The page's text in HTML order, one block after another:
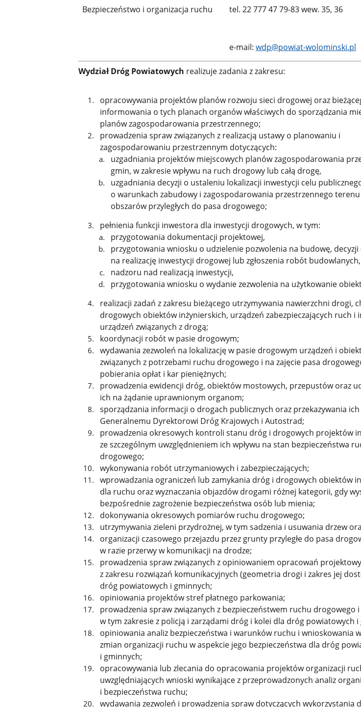
Bezpieczeństwo i organizacja ruchu
tel. 22 777 47 79-83 wew. 35, 36
e-mail: wdp@powiat-wolominski.pl
Wydział Dróg Powiatowych realizuje zadania z zakresu:
opracowywania projektów planów rozwoju sieci drogowej oraz
informowania o tych planach organów właściwych do sporządzania
planów zagospodarowania przestrzennego;
prowadzenia spraw związanych z realizacją ustawy o planowaniu i
zagospodarowaniu przestrzennym dotyczących:
uzgadniania projektów miejscowych planów zagospodarowania
gmin, w zakresie wpływu na ruch drogowy lub całą drogę,
uzgadniania decyzji o ustaleniu lokalizacji inwestycji celu
o warunkach zabudowy i zagospodarowania przestrzennego terenu
obszarów przyległych do pasa drogowego;
pełnienia funkcji inwestora dla inwestycji drogowych, w tym:
przygotowania dokumentacji projektowej,
przygotowania wniosku o udzielenie pozwolenia na budowę, decyzji
na realizację inwestycji drogowej lub zgłoszenia robót budowlanych,
nadzoru nad realizacją inwestycji,
przygotowania wniosku o wydanie zezwolenia na użytkowanie
realizacji zadań z zakresu bieżącego utrzymywania nawierzchni drogi,
drogowych obiektów inżynierskich, urządzeń zabezpieczających ruch i
urządzeń związanych z drogą;
koordynacji robót w pasie drogowym;
wydawania zezwoleń na lokalizację w pasie drogowym urządzeń i
związanych z potrzebami ruchu drogowego i na zajęcie pasa
pobierania opłat i kar pieniężnych;
prowadzenia ewidencji dróg, obiektów mostowych, przepustów oraz
ich na żądanie uprawnionym organom;
sporządzania informacji o drogach publicznych oraz przekazywania ich
Generalnemu Dyrektorowi Dróg Krajowych i Autostrad;
prowadzenia okresowych kontroli stanu dróg i drogowych projektów
ze szczególnym uwzględnieniem ich wpływu na stan bezpieczeństwa
drogowego;
wykonywania robót utrzymaniowych i zabezpieczających;
wprowadzania ograniczeń lub zamykania dróg i drogowych obiektów
dla ruchu oraz wyznaczania objazdów drogami różnej kategorii, gdy
bezpośrednie zagrożenie bezpieczeństwa osób lub mienia;
dokonywania okresowych pomiarów ruchu drogowego;
utrzymywania zieleni przydrożnej, w tym sadzenia i usuwania drzew
organizacji czasowego przejazdu przez grunty przyległe do pasa
w razie przerwy w komunikacji na drodze;
prowadzenia spraw związanych z opiniowaniem opracowań
z zakresu rozwiązań komunikacyjnych (geometria drogi i zakres jej
dróg powiatowych i gminnych;
opiniowania projektów stref płatnego parkowania;
prowadzenia spraw związanych z bezpieczeństwem ruchu drogowego i
w tym zakresie z policją i zarządami dróg i kolei dla dróg powiatowych
opiniowania analiz bezpieczeństwa i warunków ruchu i wnioskowania
zmian organizacji ruchu w aspekcie jego bezpieczeństwa dla dróg
i gminnych;
opracowywania lub zlecania do opracowania projektów organizacji
uwzględniających wnioski wynikające z przeprowadzonych analiz
i bezpieczeństwa ruchu;
wydawania zezwoleń i prowadzenia spraw dotyczących wykorzystania